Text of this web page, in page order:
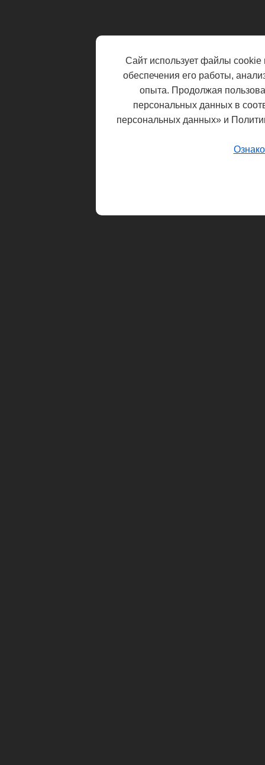
Сайт использует файлы cookie
обеспечения его работы,
опыта. Продолжая
персональных данных в
персональных данных» и